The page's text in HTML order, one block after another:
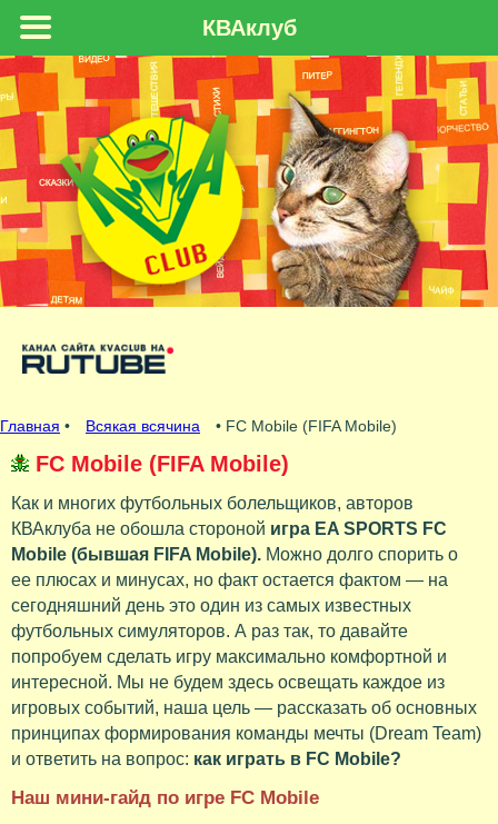
Главная • Всякая всячина • FC Mobile (FIFA Mobile)
FC Mobile (FIFA Mobile)
Как и многих футбольных болельщиков, авторов
КВАклуба не обошла стороной игра EA SPORTS FC
Mobile (бывшая FIFA Mobile). Можно долго спорить о
ее плюсах и минусах, но факт остается фактом — на
сегодняшний день это один из самых известных
футбольных симуляторов. А раз так, то давайте
попробуем сделать игру максимально комфортной и
интересной. Мы не будем здесь освещать каждое из
игровых событий, наша цель — рассказать об основных
принципах формирования команды мечты (Dream Team)
и ответить на вопрос: как играть в FC Mobile?
Наш мини-гайд по игре FC Mobile
КВАклуб